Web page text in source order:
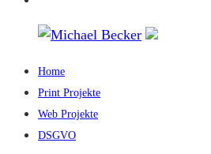
Michael
Becker
Eine
Home
Print Projekte
Web Projekte
DSGVO